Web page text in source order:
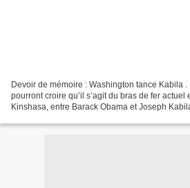
Devoir de mémoire : Washington tance Kabila .
pourront croire qu’il s’agit du bras de fer actuel
Kinshasa, entre Barack Obama et Joseph